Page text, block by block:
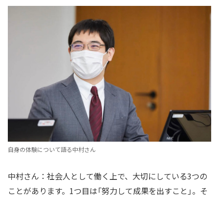
自身の体験について語る中村さん
中村さん：社会人として働く上で、大切にしている3つの
ことがあります。1つ目は「努力して成果を出すこと」。そ